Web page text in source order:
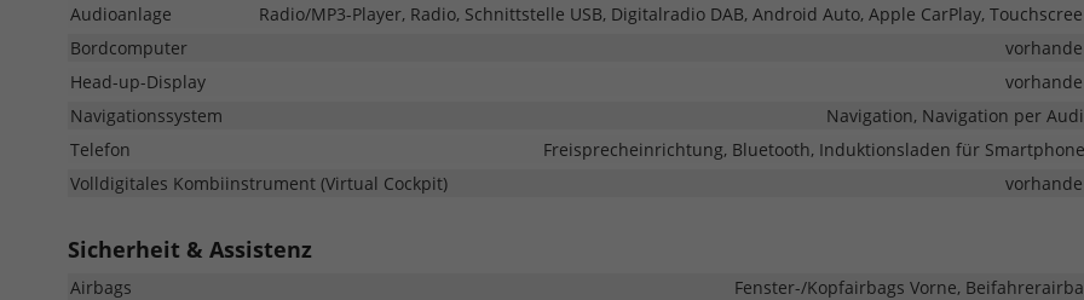
Audioanlage
Radio/MP3-Player, Radio, Schnittstelle USB, Digitalradio DAB, Android Auto, Apple CarPlay,
Bordcomputer
Head-up-Display
Navigationssystem
Navigation, Navigation per
Telefon
Freisprecheinrichtung, Bluetooth, Induktionsladen für
Volldigitales Kombiinstrument (Virtual Cockpit)
Sicherheit & Assistenz
Airbags
Fenster-/Kopfairbags Vorne,